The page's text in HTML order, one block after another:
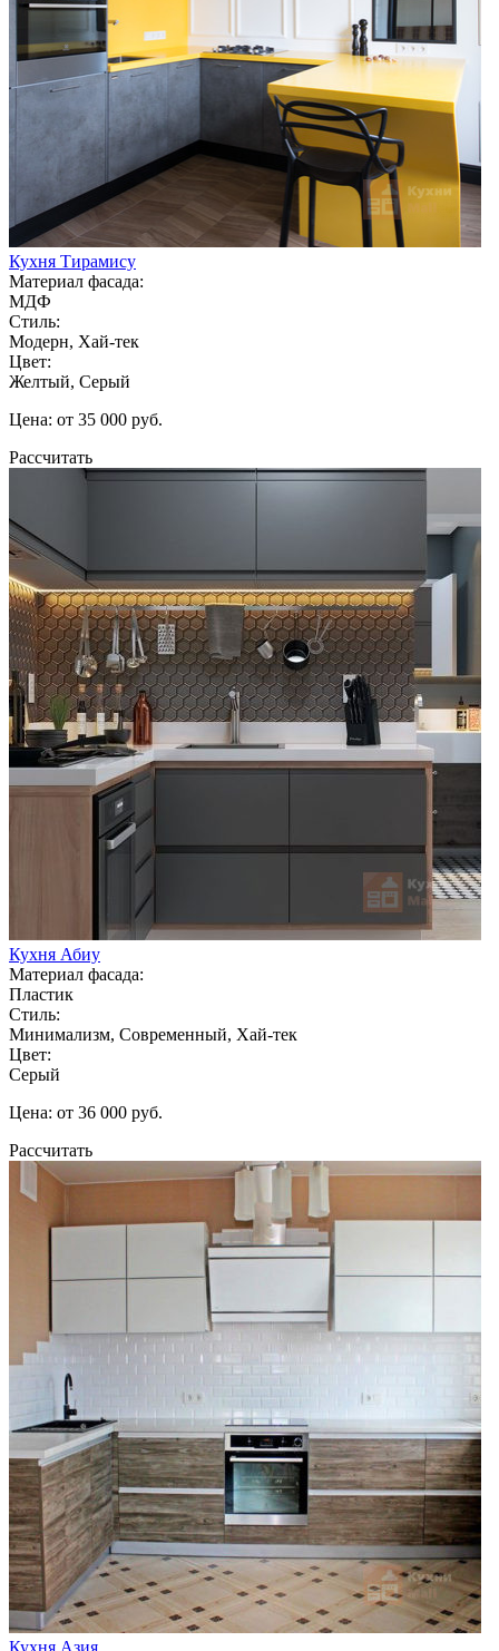
Кухня Тирамису
Материал фасада:
МДФ
Стиль:
Модерн, Хай-тек
Цвет:
Желтый, Серый
Цена: от 35 000 руб.
Рассчитать
Кухня Абиу
Материал фасада:
Пластик
Стиль:
Минимализм, Современный, Хай-тек
Цвет:
Серый
Цена: от 36 000 руб.
Рассчитать
Кухня Азия